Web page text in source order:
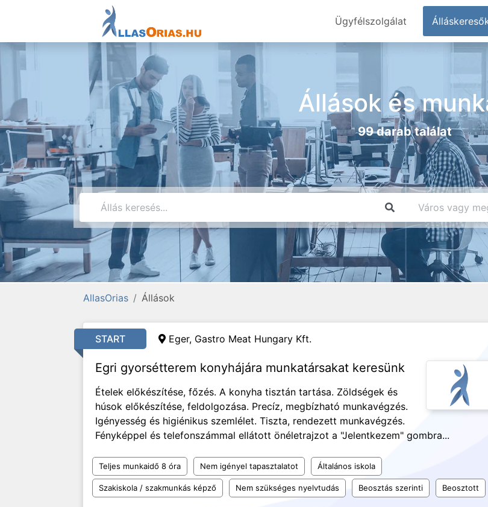
Ügyfélszolgálat
Állások és
99 darab találat
AllasOrias Állások
START Eger, Gastro Meat Hungary Kft.
Egri gyorsétterem konyhájára munkatársakat keresünk
Ételek előkészítése, főzés. A konyha tisztán tartása. Zöldségek és
húsok előkészítése, feldolgozása. Precíz, megbízható munkavégzés.
Igényesség és higiénikus szemlélet. Tiszta, rendezett munkavégzés.
Fényképpel és telefonszámmal ellátott önéletrajzot a "Jelentkezem" gombra...
Teljes munkaidő 8 óra Nem igényel tapasztalatot Általános iskola
Szakiskola / szakmunkás képző Nem szükséges nyelvtudás Beosztás szerinti Beosztott